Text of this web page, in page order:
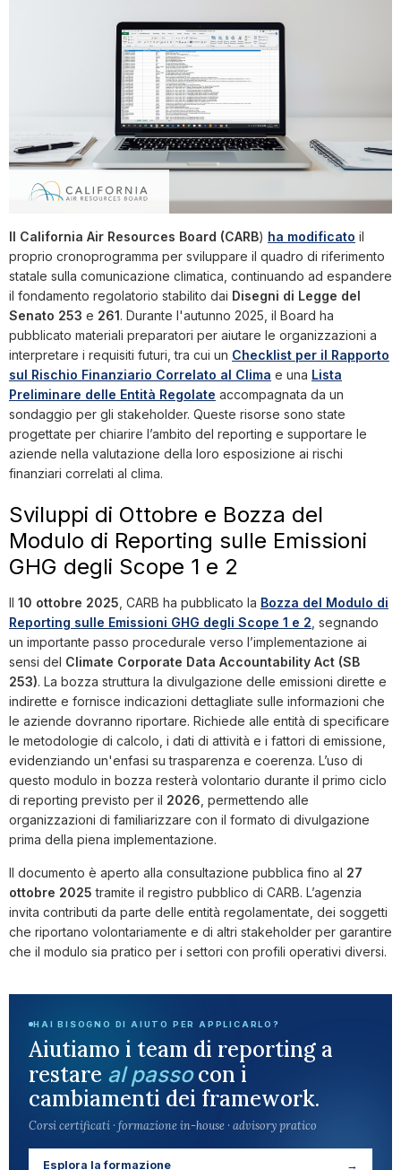
Il California Air Resources Board (CARB) ha modificato il
proprio cronoprogramma per sviluppare il quadro di riferimento
statale sulla comunicazione climatica, continuando ad espandere
il fondamento regolatorio stabilito dai Disegni di Legge del
Senato 253 e 261. Durante l'autunno 2025, il Board ha
pubblicato materiali preparatori per aiutare le organizzazioni a
interpretare i requisiti futuri, tra cui un Checklist per il Rapporto
sul Rischio Finanziario Correlato al Clima e una Lista
Preliminare delle Entità Regolate accompagnata da un
sondaggio per gli stakeholder. Queste risorse sono state
progettate per chiarire l’ambito del reporting e supportare le
aziende nella valutazione della loro esposizione ai rischi
finanziari correlati al clima.
Sviluppi di Ottobre e Bozza del
Modulo di Reporting sulle Emissioni
GHG degli Scope 1 e 2
Il 10 ottobre 2025 , CARB ha pubblicato la Bozza del Modulo di
Reporting sulle Emissioni GHG degli Scope 1 e 2 , segnando
un importante passo procedurale verso l’implementazione ai
sensi del Climate Corporate Data Accountability Act (SB
253). La bozza struttura la divulgazione delle emissioni dirette e
indirette e fornisce indicazioni dettagliate sulle informazioni che
le aziende dovranno riportare. Richiede alle entità di specificare
le metodologie di calcolo, i dati di attività e i fattori di emissione,
evidenziando un'enfasi su trasparenza e coerenza. L’uso di
questo modulo in bozza resterà volontario durante il primo ciclo
di reporting previsto per il 2026 , permettendo alle
organizzazioni di familiarizzare con il formato di divulgazione
prima della piena implementazione.
Il documento è aperto alla consultazione pubblica fino al 27
ottobre 2025 tramite il registro pubblico di CARB. L’agenzia
invita contributi da parte delle entità regolamentate, dei soggetti
che riportano volontariamente e di altri stakeholder per garantire
che il modulo sia pratico per i settori con profili operativi diversi.
HAI BISOGNO DI AIUTO PER APPLICARLO?
Aiutiamo i team di reporting a
restare al passocon i
cambiamenti dei framework.
Corsi certificati · formazione in-house · advisory pratico
Esplora la formazione →